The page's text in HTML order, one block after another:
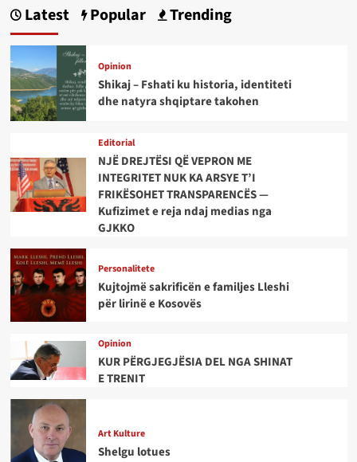
Latest Popular Trending
Opinion
Shikaj – Fshati ku historia, identiteti
dhe natyra shqiptare takohen
Editorial
NJË DREJTËSI QË VEPRON ME
INTEGRITET NUK KA ARSYE T’I
FRIKËSOHET TRANSPARENCËS —
Kufizimet e reja ndaj medias nga
GJKKO
Personalitete
Kujtojmë sakrificën e familjes Lleshi
për lirinë e Kosovës
Opinion
KUR PËRGJEGJËSIA DEL NGA SHINAT
E TRENIT
Art Kulture
Shelgu lotues